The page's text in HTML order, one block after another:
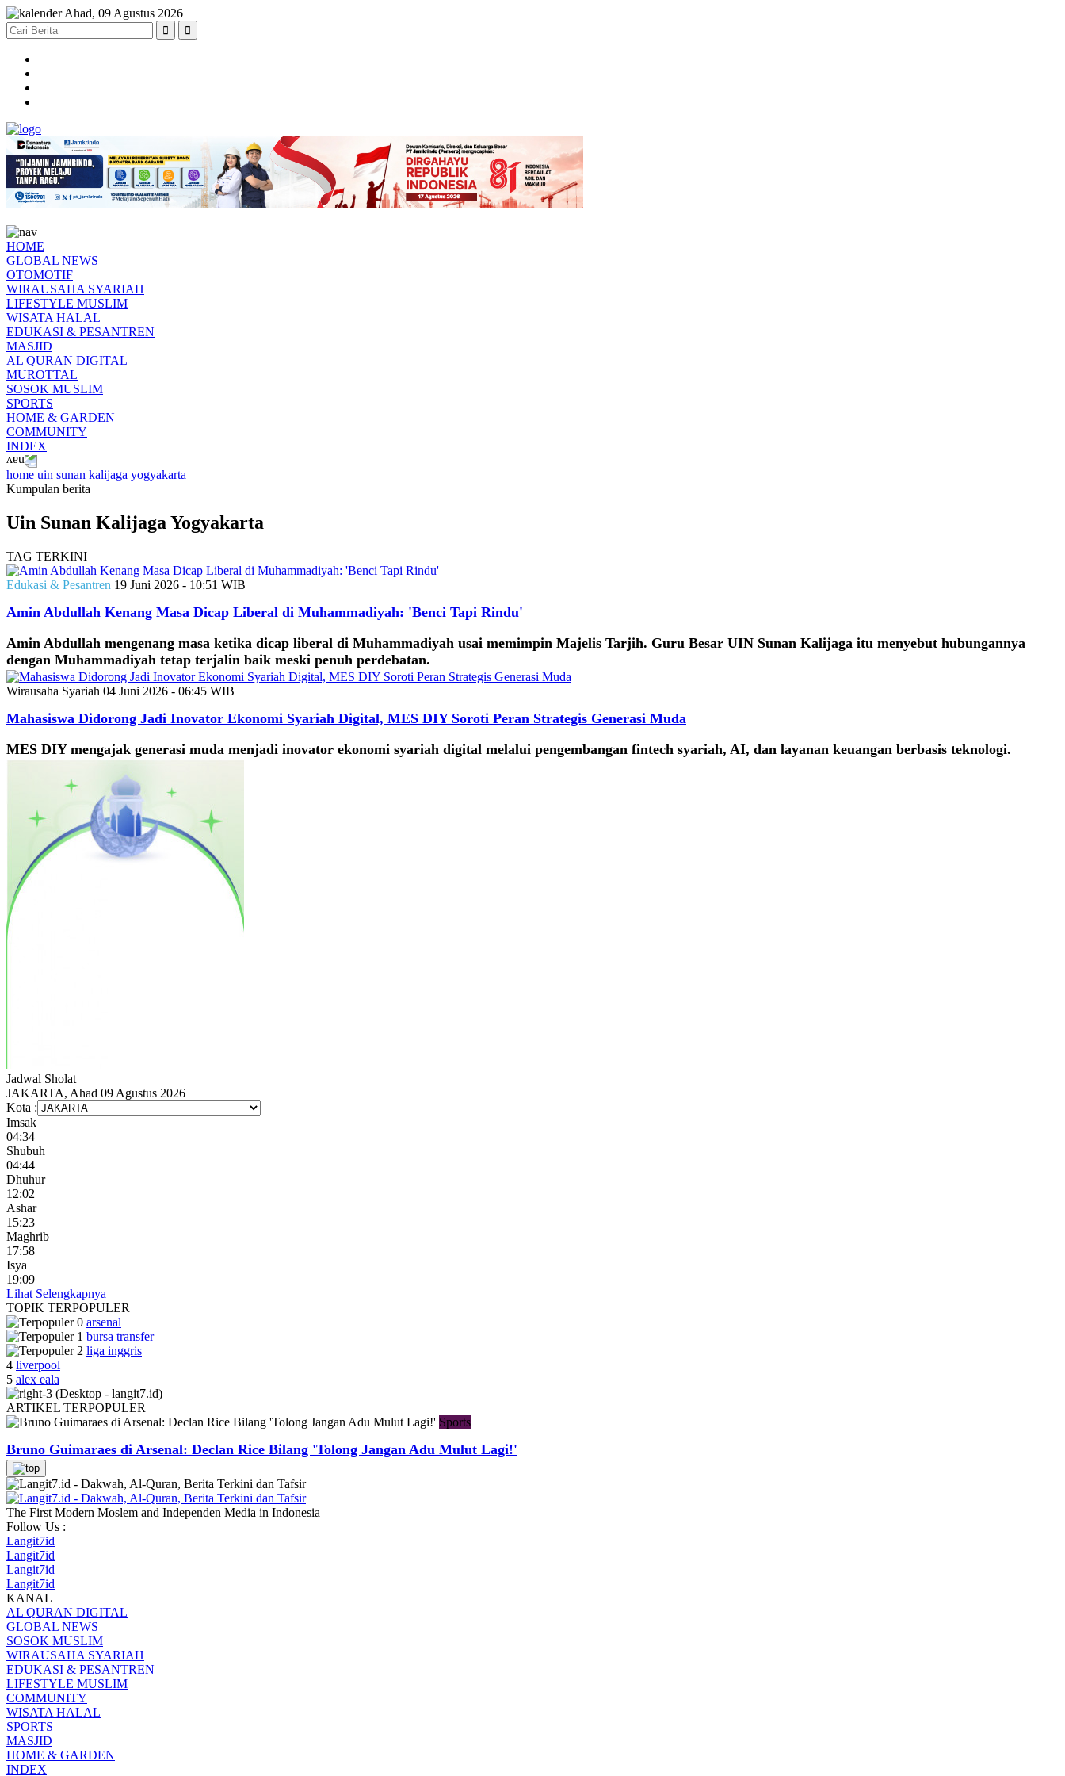
Ahad, 09 Agustus 2026
HOME
GLOBAL NEWS
OTOMOTIF
WIRAUSAHA SYARIAH
LIFESTYLE MUSLIM
WISATA HALAL
EDUKASI & PESANTREN
MASJID
AL QURAN DIGITAL
MUROTTAL
SOSOK MUSLIM
SPORTS
HOME & GARDEN
COMMUNITY
INDEX
home uin sunan kalijaga yogyakarta
Kumpulan berita
Uin Sunan Kalijaga Yogyakarta
TAG TERKINI
Edukasi & Pesantren 19 Juni 2026 - 10:51 WIB
Amin Abdullah Kenang Masa Dicap Liberal di Muhammadiyah: 'Benci Tapi Rindu'
Amin Abdullah mengenang masa ketika dicap liberal di Muhammadiyah usai memimpin Majelis Tarjih. Guru Besar UIN Sunan Kalijaga itu menyebut hubungannya
dengan Muhammadiyah tetap terjalin baik meski penuh perdebatan.
Wirausaha Syariah 04 Juni 2026 - 06:45 WIB
Mahasiswa Didorong Jadi Inovator Ekonomi Syariah Digital, MES DIY Soroti Peran Strategis Generasi Muda
MES DIY mengajak generasi muda menjadi inovator ekonomi syariah digital melalui pengembangan fintech syariah, AI, dan layanan keuangan berbasis teknologi.
Jadwal Sholat
JAKARTA, Ahad 09 Agustus 2026
Kota :
Imsak
04:34
Shubuh
04:44
Dhuhur
12:02
Ashar
15:23
Maghrib
17:58
Isya
19:09
Lihat Selengkapnya
TOPIK TERPOPULER
arsenal
bursa transfer
liga inggris
4 liverpool
5 alex eala
ARTIKEL TERPOPULER
Sports
Bruno Guimaraes di Arsenal: Declan Rice Bilang 'Tolong Jangan Adu Mulut Lagi!'
The First Modern Moslem and Independen Media in Indonesia
Follow Us :
Langit7id
Langit7id
Langit7id
Langit7id
KANAL
AL QURAN DIGITAL
GLOBAL NEWS
SOSOK MUSLIM
WIRAUSAHA SYARIAH
EDUKASI & PESANTREN
LIFESTYLE MUSLIM
COMMUNITY
WISATA HALAL
SPORTS
MASJID
HOME & GARDEN
INDEX